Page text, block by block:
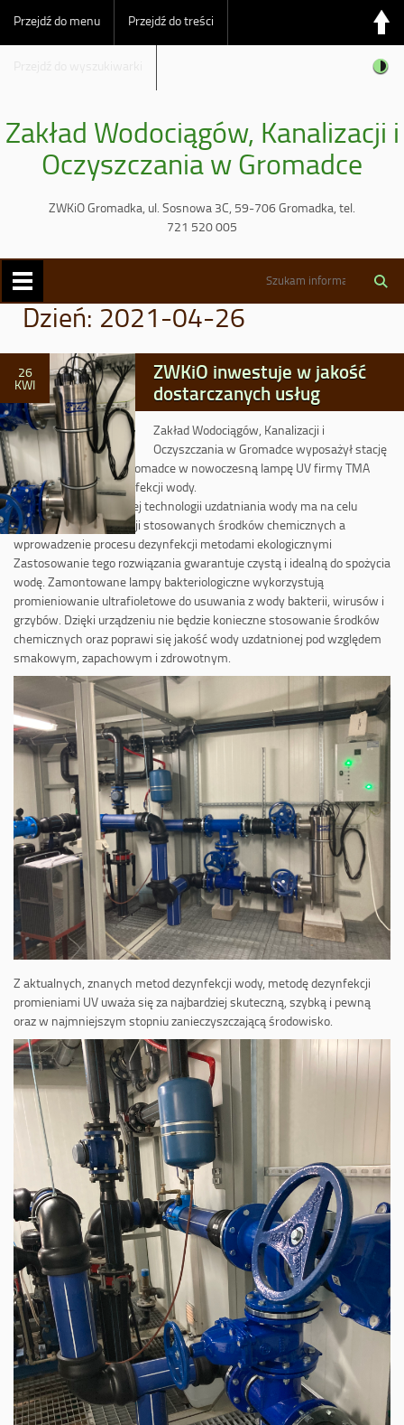
Przejdź do menu Przejdź do treści
Zakład Wodociągów, Kanalizacji i
Oczyszczania w Gromadce
ZWKiO Gromadka, ul. Sosnowa 3C, 59-706 Gromadka, tel.
721 520 005
Dzień: 2021-04-26
ZWKiO inwestuje w jakość
dostarczanych usług
Zakład Wodociągów, Kanalizacji i
Oczyszczania w Gromadce wyposażył stację
uzdatniania wody w Gromadce w nowoczesną lampę UV firmy TMA
przeznaczoną do dezynfekcji wody.
Zmiana dotychczasowej technologii uzdatniania wody ma na celu
dążenie do minimalizacji stosowanych środków chemicznych a
wprowadzenie procesu dezynfekcji metodami ekologicznymi
Zastosowanie tego rozwiązania gwarantuje czystą i idealną do spożycia
wodę. Zamontowane lampy bakteriologiczne wykorzystują
promieniowanie ultrafioletowe do usuwania z wody bakterii, wirusów i
grzybów. Dzięki urządzeniu nie będzie konieczne stosowanie środków
chemicznych oraz poprawi się jakość wody uzdatnionej pod względem
smakowym, zapachowym i zdrowotnym.
Z aktualnych, znanych metod dezynfekcji wody, metodę dezynfekcji
promieniami UV uważa się za najbardziej skuteczną, szybką i pewną
oraz w najmniejszym stopniu zanieczyszczającą środowisko.
26
KWI